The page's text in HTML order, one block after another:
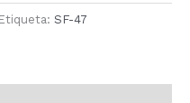
Etiqueta: SF-47